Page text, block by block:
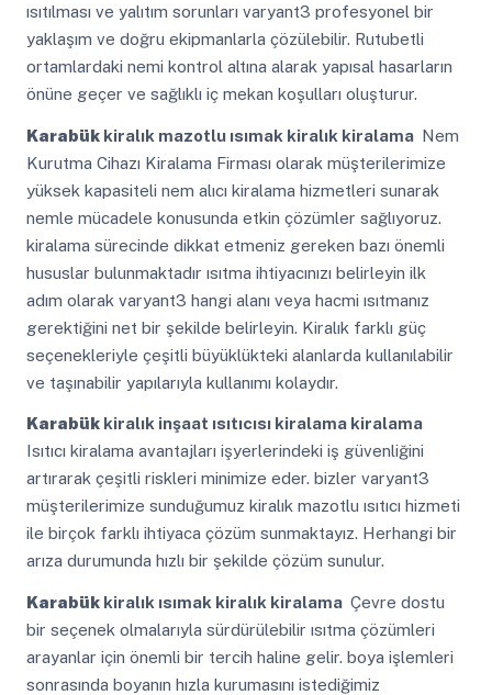
ısıtılması ve yalıtım sorunları varyant3 profesyonel bir
yaklaşım ve doğru ekipmanlarla çözülebilir. Rutubetli
ortamlardaki nemi kontrol altına alarak yapısal hasarların
önüne geçer ve sağlıklı iç mekan koşulları oluşturur.
Karabükkiralık mazotlu ısımak kiralık kiralama Nem
Kurutma Cihazı Kiralama Firması olarak müşterilerimize
yüksek kapasiteli nem alıcı kiralama hizmetleri sunarak
nemle mücadele konusunda etkin çözümler sağlıyoruz.
kiralama sürecinde dikkat etmeniz gereken bazı önemli
hususlar bulunmaktadır ısıtma ihtiyacınızı belirleyin ilk
adım olarak varyant3 hangi alanı veya hacmi ısıtmanız
gerektiğini net bir şekilde belirleyin. Kiralık farklı güç
seçenekleriyle çeşitli büyüklükteki alanlarda kullanılabilir
ve taşınabilir yapılarıyla kullanımı kolaydır.
Karabükkiralık inşaat ısıtıcısı kiralama kiralama
Isıtıcı kiralama avantajları işyerlerindeki iş güvenliğini
artırarak çeşitli riskleri minimize eder. bizler varyant3
müşterilerimize sunduğumuz kiralık mazotlu ısıtıcı hizmeti
ile birçok farklı ihtiyaca çözüm sunmaktayız. Herhangi bir
arıza durumunda hızlı bir şekilde çözüm sunulur.
Karabükkiralık ısımak kiralık kiralama Çevre dostu
bir seçenek olmalarıyla sürdürülebilir ısıtma çözümleri
arayanlar için önemli bir tercih haline gelir. boya işlemleri
sonrasında boyanın hızla kurumasını istediğimiz